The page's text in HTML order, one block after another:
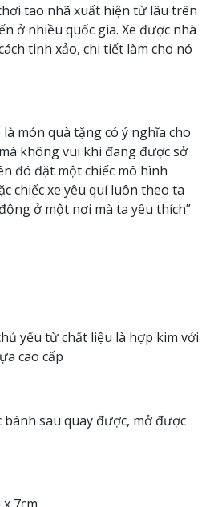
tao nhã xuất hiện từ lâu trên
ở nhiều quốc gia. Xe được nhà
tinh xảo, chi tiết làm cho nó
món quà tặng có ý nghĩa cho
không vui khi đang được sở
đó đặt một chiếc mô hình
chiếc xe yêu quí luôn theo ta
ở một nơi mà ta yêu thích”
yếu từ chất liệu là hợp kim với
cao cấp
sau quay được, mở được